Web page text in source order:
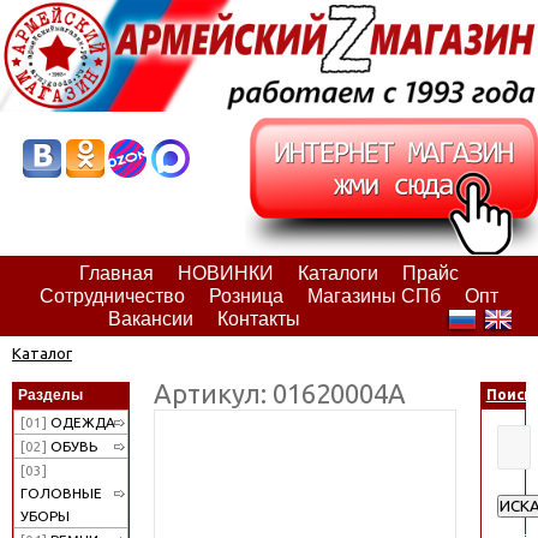
Главная НОВИНКИ Каталоги
Прайс
Сотрудничество
Розница Магазины СПб
Опт
Вакансии
Контакты
Каталог
Разделы
[01] ОДЕЖДА
[02] ОБУВЬ
[03]
ГОЛОВНЫЕ
УБОРЫ
Артикул: 01620004А Поиск